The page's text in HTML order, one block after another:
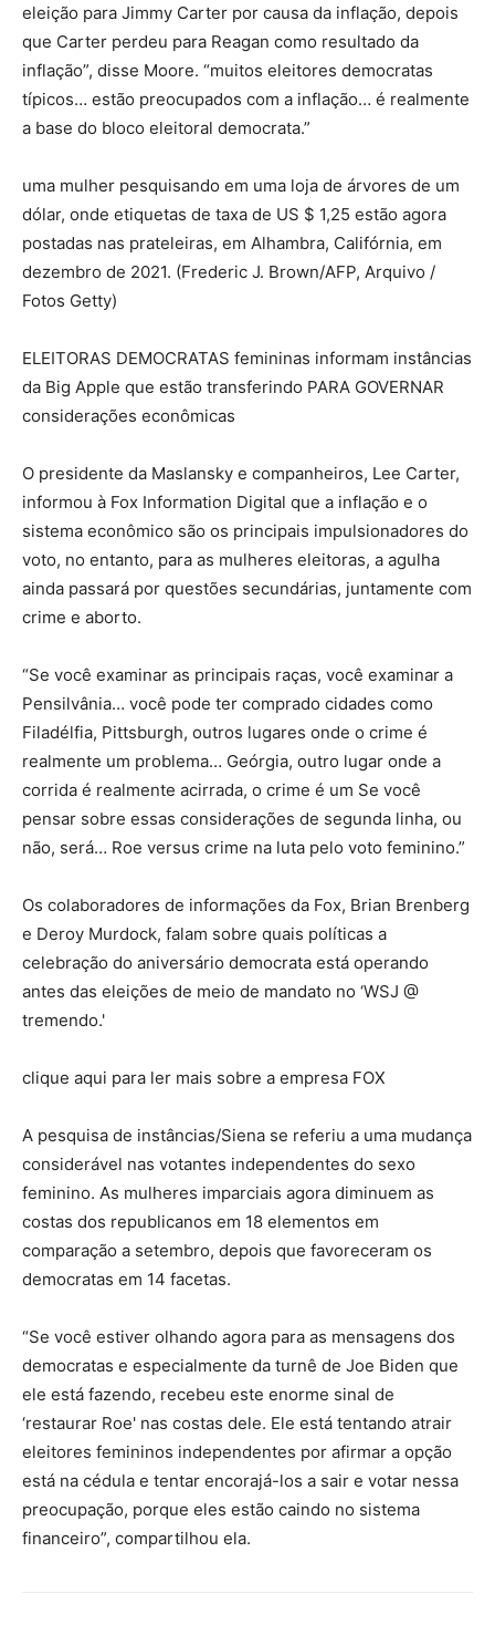
eleição para Jimmy Carter por causa da inflação, depois
que Carter perdeu para Reagan como resultado da
inflação”, disse Moore. “muitos eleitores democratas
típicos… estão preocupados com a inflação… é realmente
a base do bloco eleitoral democrata.”
uma mulher pesquisando em uma loja de árvores de um
dólar, onde etiquetas de taxa de US $ 1,25 estão agora
postadas nas prateleiras, em Alhambra, Califórnia, em
dezembro de 2021. (Frederic J. Brown/AFP, Arquivo /
Fotos Getty)
ELEITORAS DEMOCRATAS femininas informam instâncias
da Big Apple que estão transferindo PARA GOVERNAR
considerações econômicas
O presidente da Maslansky e companheiros, Lee Carter,
informou à Fox Information Digital que a inflação e o
sistema econômico são os principais impulsionadores do
voto, no entanto, para as mulheres eleitoras, a agulha
ainda passará por questões secundárias, juntamente com
crime e aborto.
“Se você examinar as principais raças, você examinar a
Pensilvânia… você pode ter comprado cidades como
Filadélfia, Pittsburgh, outros lugares onde o crime é
realmente um problema… Geórgia, outro lugar onde a
corrida é realmente acirrada, o crime é um Se você
pensar sobre essas considerações de segunda linha, ou
não, será… Roe versus crime na luta pelo voto feminino.”
Os colaboradores de informações da Fox, Brian Brenberg
e Deroy Murdock, falam sobre quais políticas a
celebração do aniversário democrata está operando
antes das eleições de meio de mandato no ‘WSJ @
tremendo.'
clique aqui para ler mais sobre a empresa FOX
A pesquisa de instâncias/Siena se referiu a uma mudança
considerável nas votantes independentes do sexo
feminino. As mulheres imparciais agora diminuem as
costas dos republicanos em 18 elementos em
comparação a setembro, depois que favoreceram os
democratas em 14 facetas.
“Se você estiver olhando agora para as mensagens dos
democratas e especialmente da turnê de Joe Biden que
ele está fazendo, recebeu este enorme sinal de
‘restaurar Roe' nas costas dele. Ele está tentando atrair
eleitores femininos independentes por afirmar a opção
está na cédula e tentar encorajá-los a sair e votar nessa
preocupação, porque eles estão caindo no sistema
financeiro”, compartilhou ela.